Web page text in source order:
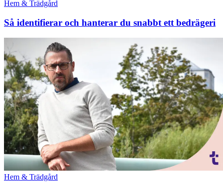
Hem & Trädgård
Så identifierar och hanterar du snabbt ett bedrägeri
Hem & Trädgård